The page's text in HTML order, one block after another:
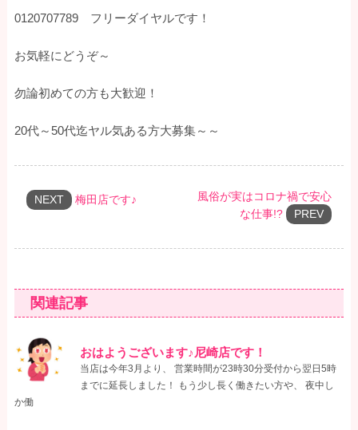
0120707789 フリーダイヤルです！
お気軽にどうぞ～
勿論初めての方も大歓迎！
20代～50代迄ヤル気ある方大募集～～
NEXT 梅田店です♪
風俗が実はコロナ禍で安心
な仕事!?
PREV
関連記事
おはようございます♪尼崎店です！
当店は今年3月より、 営業時間が23時30分受付から翌日5時
までに延長しました！ もう少し長く働きたい方や、 夜中し
か働